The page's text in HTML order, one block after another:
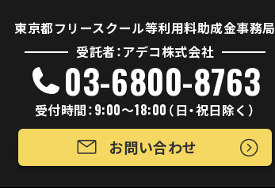
東京都フリースクール等利用料助成金事務局
受託者：アデコ株式会社
03-6800-8763
受付時間：9:00～18:00（日・祝日除く）
お問い合わせ